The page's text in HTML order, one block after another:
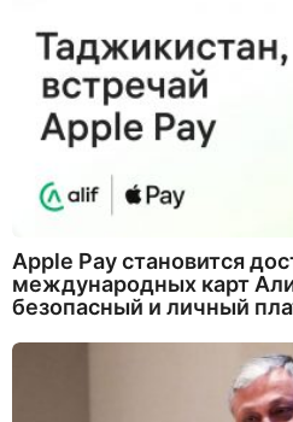
Apple Pay становится
международных карт
безопасный и личный